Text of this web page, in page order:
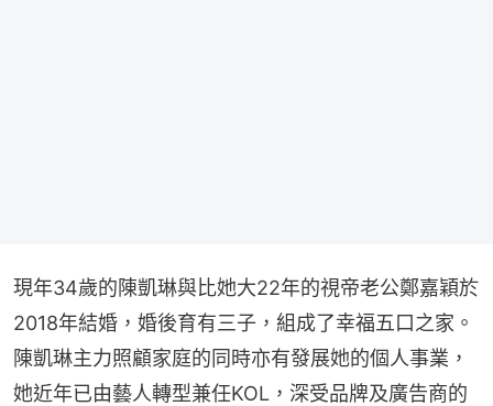
現年34歲的陳凱琳與比她大22年的視帝老公鄭嘉穎於
2018年結婚，婚後育有三子，組成了幸福五口之家。
陳凱琳主力照顧家庭的同時亦有發展她的個人事業，
她近年已由藝人轉型兼任KOL，深受品牌及廣告商的